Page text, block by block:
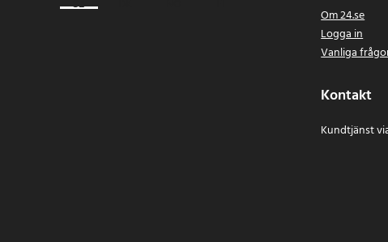
Om 24.se
Logga in
Vanliga
Kontakt
Kundtjänst